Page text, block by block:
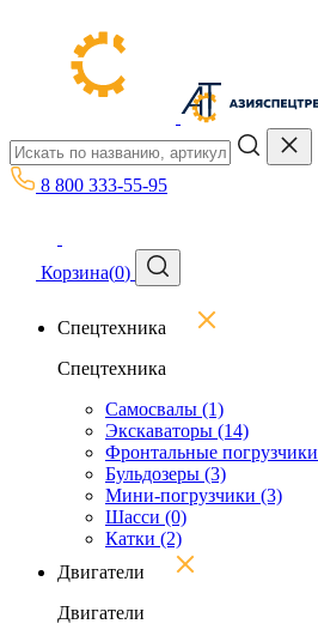
8 800 333-55-95
Корзина(0)
Спецтехника
Спецтехника
Самосвалы (1)
Экскаваторы (14)
Фронтальные погрузчики
Бульдозеры (3)
Мини-погрузчики (3)
Шасси (0)
Катки (2)
Двигатели
Двигатели